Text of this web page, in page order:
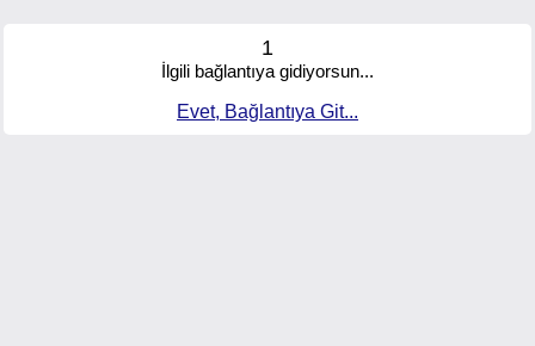
1
İlgili bağlantıya gidiyorsun...
Evet, Bağlantıya Git...